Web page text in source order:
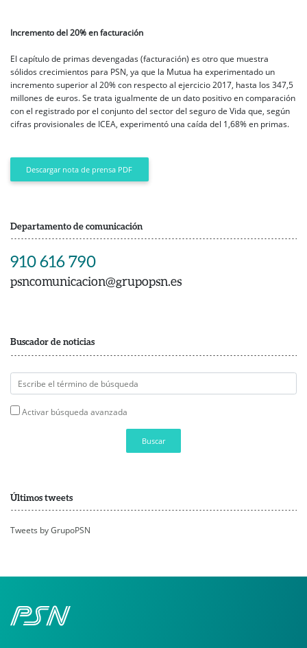
Incremento del 20% en facturación
El capítulo de primas devengadas (facturación) es otro que muestra
sólidos crecimientos para PSN, ya que la Mutua ha experimentado un
incremento superior al 20% con respecto al ejercicio 2017, hasta los 347,5
millones de euros. Se trata igualmente de un dato positivo en comparación
con el registrado por el conjunto del sector del seguro de Vida que, según
cifras provisionales de ICEA, experimentó una caída del 1,68% en primas.
Descargar nota de prensa PDF
Departamento de comunicación
910 616 790
psncomunicacion@grupopsn.es
Buscador de noticias
Activar búsqueda avanzada
Buscar
Últimos tweets
Tweets by GrupoPSN